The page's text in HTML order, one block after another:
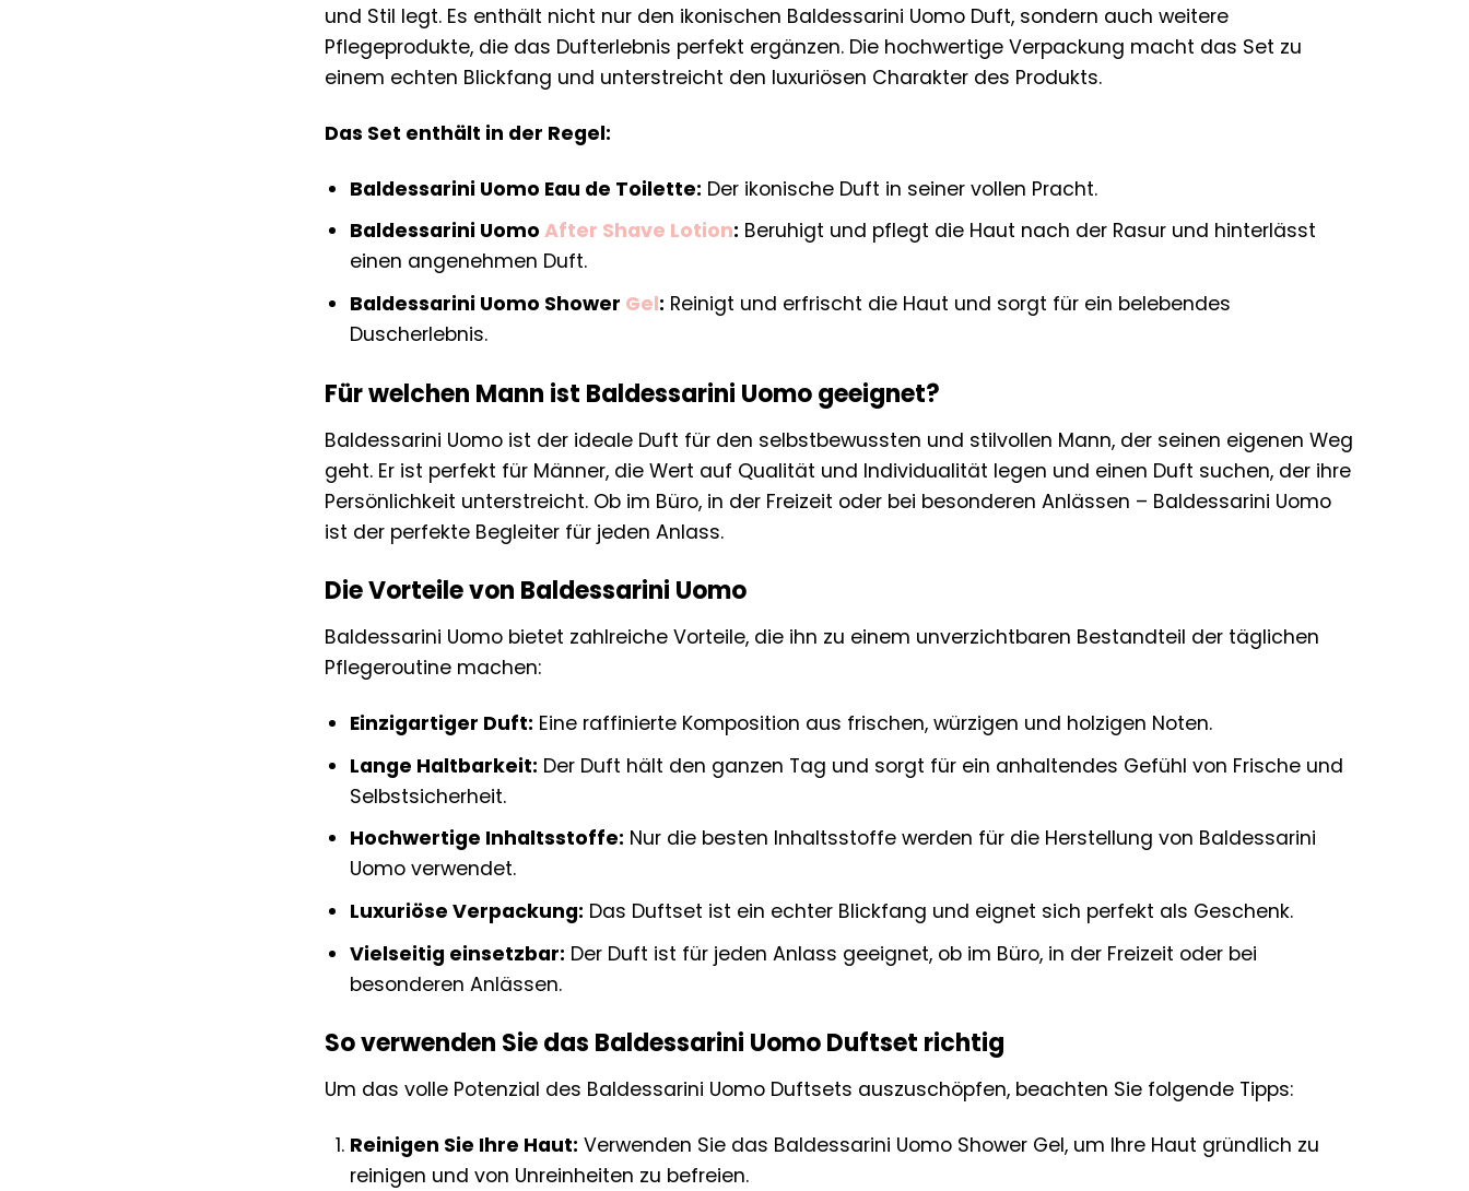
und Stil legt. Es enthält nicht nur den ikonischen Baldessarini Uomo Duft, sondern auch weitere
Pflegeprodukte, die das Dufterlebnis perfekt ergänzen. Die hochwertige Verpackung macht das Set zu
einem echten Blickfang und unterstreicht den luxuriösen Charakter des Produkts.
Das Set enthält in der Regel:
Baldessarini Uomo Eau de Toilette: Der ikonische Duft in seiner vollen Pracht.
Baldessarini Uomo After Shave Lotion: Beruhigt und pflegt die Haut nach der Rasur und hinterlässt
einen angenehmen Duft.
Baldessarini Uomo Shower Gel: Reinigt und erfrischt die Haut und sorgt für ein belebendes
Duscherlebnis.
Für welchen Mann ist Baldessarini Uomo geeignet?
Baldessarini Uomo ist der ideale Duft für den selbstbewussten und stilvollen Mann, der seinen eigenen Weg
geht. Er ist perfekt für Männer, die Wert auf Qualität und Individualität legen und einen Duft suchen, der ihre
Persönlichkeit unterstreicht. Ob im Büro, in der Freizeit oder bei besonderen Anlässen – Baldessarini Uomo
ist der perfekte Begleiter für jeden Anlass.
Die Vorteile von Baldessarini Uomo
Baldessarini Uomo bietet zahlreiche Vorteile, die ihn zu einem unverzichtbaren Bestandteil der täglichen
Pflegeroutine machen:
Einzigartiger Duft: Eine raffinierte Komposition aus frischen, würzigen und holzigen Noten.
Lange Haltbarkeit: Der Duft hält den ganzen Tag und sorgt für ein anhaltendes Gefühl von Frische und
Selbstsicherheit.
Hochwertige Inhaltsstoffe: Nur die besten Inhaltsstoffe werden für die Herstellung von Baldessarini
Uomo verwendet.
Luxuriöse Verpackung: Das Duftset ist ein echter Blickfang und eignet sich perfekt als Geschenk.
Vielseitig einsetzbar: Der Duft ist für jeden Anlass geeignet, ob im Büro, in der Freizeit oder bei
besonderen Anlässen.
So verwenden Sie das Baldessarini Uomo Duftset richtig
Um das volle Potenzial des Baldessarini Uomo Duftsets auszuschöpfen, beachten Sie folgende Tipps:
Reinigen Sie Ihre Haut: Verwenden Sie das Baldessarini Uomo Shower Gel, um Ihre Haut gründlich zu
reinigen und von Unreinheiten zu befreien.